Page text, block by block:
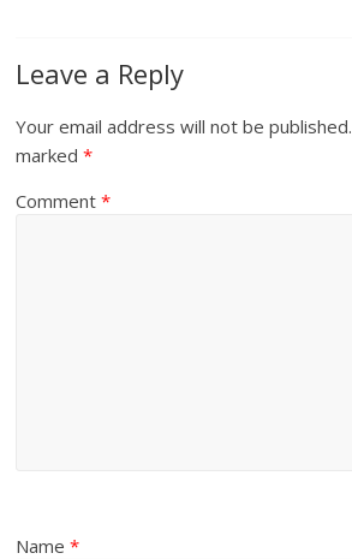
Leave a Reply
Your email address will not be published.
marked*
Comment*
Name*